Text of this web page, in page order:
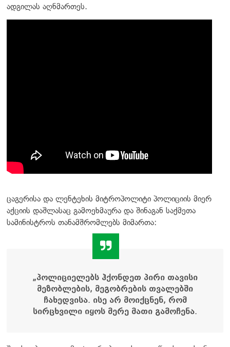
ადგილას აღნმართეს.
ცაგერისა და ლენტეხის მიტროპოლიტი პოლიციის მიერ
აქციის დაშლასაც გამოეხმაურა და შინაგან საქმეთა
სამინისტროს თანამშრომლებს მიმართა:
„პოლიციელებს ჰქონდეთ პირი თავისი
მეზობლების, მეგობრების თვალებში
ჩახედვისა. ისე არ მოიქცნენ, რომ
სირცხვილი იყოს მერე მათი გამოჩენა.